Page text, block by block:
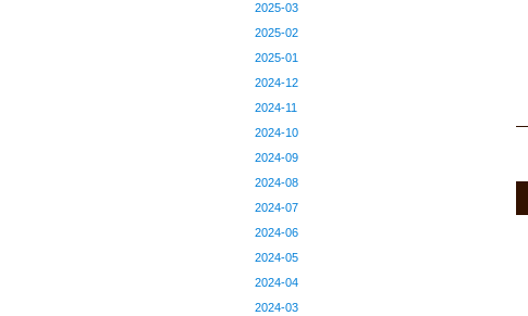
2025-03
2025-02
2025-01
2024-12
2024-11
2024-10
2024-09
2024-08
2024-07
2024-06
2024-05
2024-04
2024-03